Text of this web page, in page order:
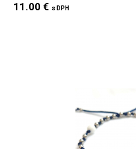
11.00 € s DPH